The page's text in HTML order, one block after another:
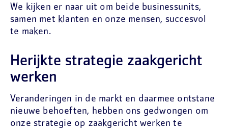
We kijken er naar uit om beide businessunits,
samen met klanten en onze mensen, succesvol
te maken.
Herijkte strategie zaakgericht
werken
Veranderingen in de markt en daarmee ontstane
nieuwe behoeften, hebben ons gedwongen om
onze strategie op zaakgericht werken te